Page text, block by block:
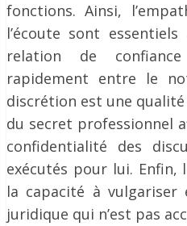
fonctions. Ainsi,
l’écoute sont
relation de
rapidement entre le
discrétion est une
du secret professionnel
confidentialité des
exécutés pour lui.
la capacité à
juridique qui n’est pas